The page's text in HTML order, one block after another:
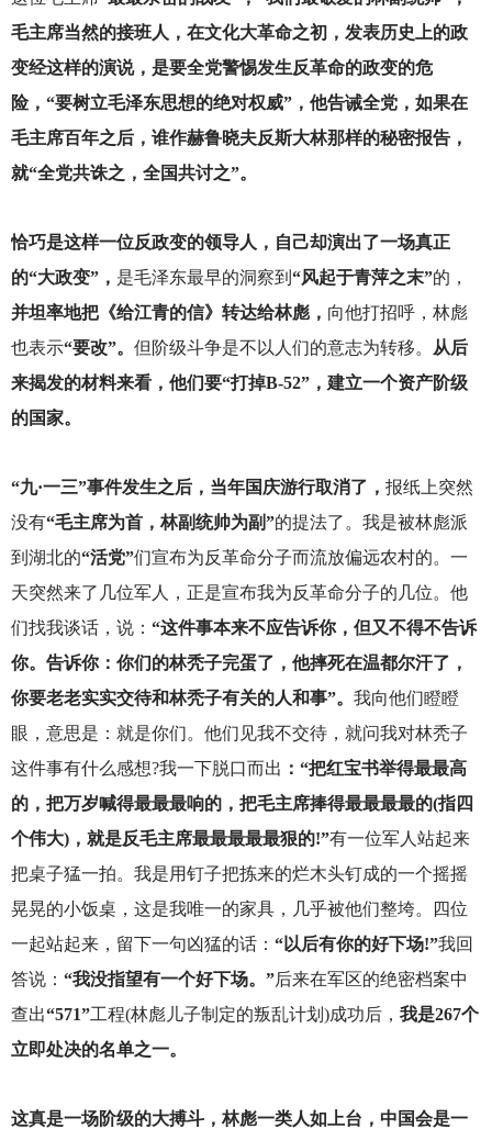
毛主席当然的接班人，在文化大革命之初，发表历史上的政
变经这样的演说，是要全党警惕发生反革命的政变的危
险，“要树立毛泽东思想的绝对权威”，他告诫全党，如果在
毛主席百年之后，谁作赫鲁晓夫反斯大林那样的秘密报告，
就“全党共诛之，全国共讨之”。
恰巧是这样一位反政变的领导人，自己却演出了一场真正
的“大政变”， 是毛泽东最早的洞察到 “风起于青萍之末”的，
并坦率地把《给江青的信》转达给林彪， 向他打招呼，林彪
也表示“要改”。 但阶级斗争是不以人们的意志为转移。
从后
来揭发的材料来看，他们要“打掉B-52”，建立一个资产阶级
的国家。
“九·一三”事件发生之后，当年国庆游行取消了， 报纸上突然
没有“毛主席为首，林副统帅为副”的提法了。我是被林彪派
到湖北的“活党”们宣布为反革命分子而流放偏远农村的。一
天突然来了几位军人，正是宣布我为反革命分子的几位。他
们找我谈话，说： “这件事本来不应告诉你，但又不得不告诉
你。告诉你：你们的林秃子完蛋了，他摔死在温都尔汗了，
你要老老实实交待和林秃子有关的人和事”。 我向他们瞪瞪
眼，意思是：就是你们。他们见我不交待，就问我对林秃子
这件事有什么感想?我一下脱口而出 ：“把红宝书举得最最高
的，把万岁喊得最最最响的，把毛主席捧得最最最最的(指四
个伟大)，就是反毛主席最最最最最狠的!”有一位军人站起来
把桌子猛一拍。我是用钉子把拣来的烂木头钉成的一个摇摇
晃晃的小饭桌，这是我唯一的家具，几乎被他们整垮。四位
一起站起来，留下一句凶猛的话： “以后有你的好下场!”我回
答说： “我没指望有一个好下场。”后来在军区的绝密档案中
查出“571”工程(林彪儿子制定的叛乱计划)成功后， 我是267个
立即处决的名单之一。
这真是一场阶级的大搏斗，林彪一类人如上台，中国会是一